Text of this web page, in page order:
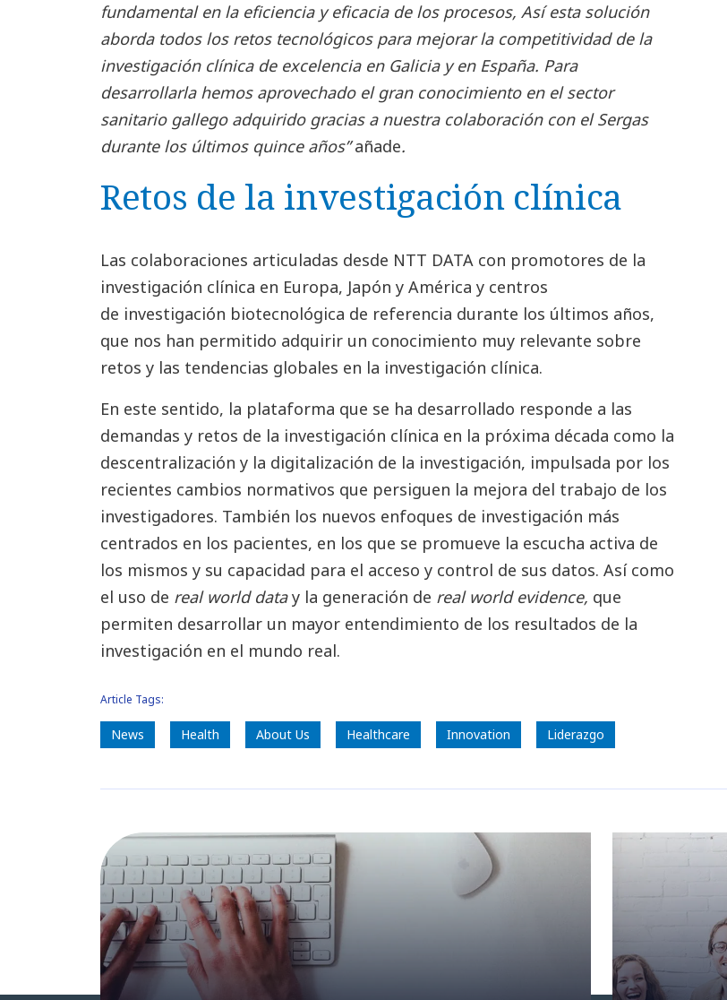
fundamental en la eficiencia y eficacia de los procesos, Así esta solución
aborda todos los retos tecnológicos para mejorar la competitividad de la
investigación clínica de excelencia en Galicia y en España. Para
desarrollarla hemos aprovechado el gran conocimiento en el sector
sanitario gallego adquirido gracias a nuestra colaboración con el Sergas
durante los últimos quince años”añade.
Retos de la investigación clínica
Las colaboraciones articuladas desde NTT DATA con promotores de la
investigación clínica en Europa, Japón y América y centros
de investigación biotecnológica de referencia durante los últimos años,
que nos han permitido adquirir un conocimiento muy relevante sobre
retos y las tendencias globales en la investigación clínica.
En este sentido, la plataforma que se ha desarrollado responde a las
demandas y retos de la investigación clínica en la próxima década como la
descentralización y la digitalización de la investigación, impulsada por los
recientes cambios normativos que persiguen la mejora del trabajo de los
investigadores. También los nuevos enfoques de investigación más
centrados en los pacientes, en los que se promueve la escucha activa de
los mismos y su capacidad para el acceso y control de sus datos. Así como
el uso de real world datay la generación de real world evidence, que
permiten desarrollar un mayor entendimiento de los resultados de la
investigación en el mundo real.
Article Tags:
News Health About Us Healthcare Innovation Liderazgo